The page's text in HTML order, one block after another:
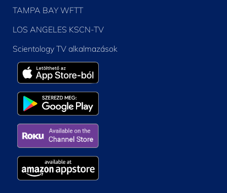
TAMPA BAY WFTT
LOS ANGELES KSCN-TV
Scientology TV alkalmazások